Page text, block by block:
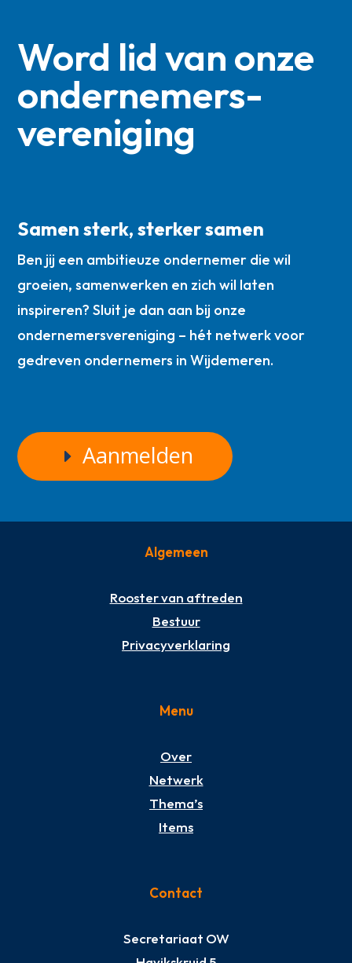
Word lid van onze
ondernemers­
vereniging
Samen sterk, sterker samen
Ben jij een ambitieuze ondernemer die wil
groeien, samenwerken en zich wil laten
inspireren? Sluit je dan aan bij onze
ondernemersvereniging – hét netwerk voor
gedreven ondernemers in Wijdemeren.
Aanmelden
Algemeen
Rooster van aftreden
Bestuur
Privacyverklaring
Menu
Over
Netwerk
Thema’s
Items
Contact
Secretariaat OW